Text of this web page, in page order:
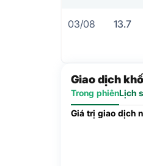
03/08 13.7
Giao dịch
Trong phiênLịch
Giá trị giao dịch